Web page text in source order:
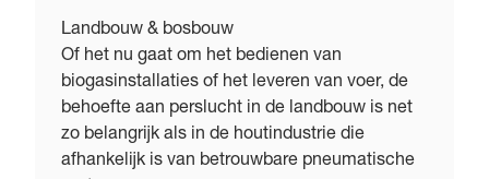
Landbouw & bosbouw
Of het nu gaat om het bedienen van
biogasinstallaties of het leveren van voer, de
behoefte aan perslucht in de landbouw is net
zo belangrijk als in de houtindustrie die
afhankelijk is van betrouwbare pneumatische